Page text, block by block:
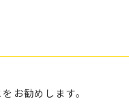
お勧めします。